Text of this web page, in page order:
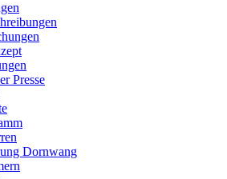
Presse
Dornwang